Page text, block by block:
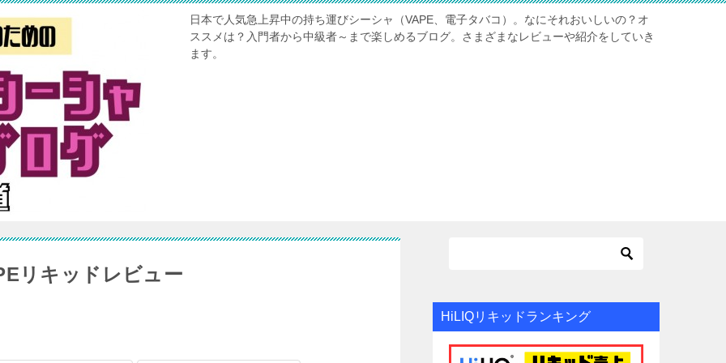
日本で人気急上昇中の持ち運びシーシャ（VAPE、電子タバコ）。なにそれおいしいの？オ
ススメは？入門者から中級者～まで楽しめるブログ。さまざまなレビューや紹介をしていき
ます。
リキッドレビュー
HiLIQリキッドランキング